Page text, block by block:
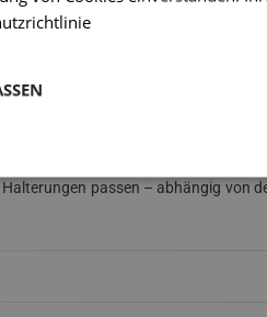
Sie mit dem Stecker an den
Kamera
passen – abhängig